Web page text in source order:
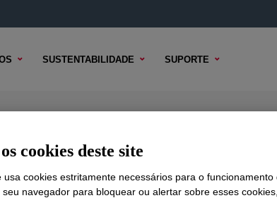
SUSTENTABILIDADE SUPORTE
LDPE
cookies deste site
usa cookies estritamente necessários para o funcionamento
navegador para bloquear ou alertar sobre esses